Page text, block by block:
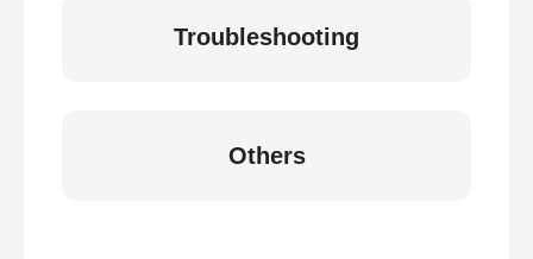
Troubleshooting
Others